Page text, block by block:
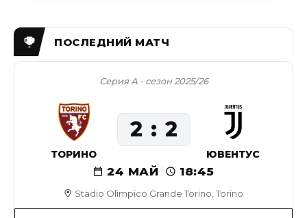
Stadio Olimpico Grande Torino, Torino
Серия А - сезон 2025/26
24 МАЙ 18:45
ТОРИНО
2 2
ЮВЕНТУС